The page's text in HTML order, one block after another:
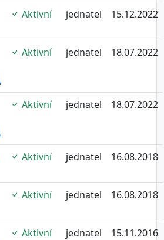
Aktivní jednatel 15.12.2022
Aktivní jednatel 18.07.2022
Aktivní jednatel 18.07.2022
Aktivní jednatel 16.08.2018
Aktivní jednatel 16.08.2018
Aktivní jednatel 15.11.2016